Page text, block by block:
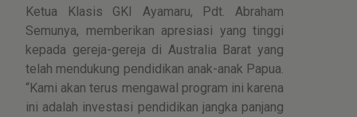
Ketua Klasis GKI Ayamaru, Pdt. Abraham
Semunya, memberikan apresiasi yang tinggi
kepada gereja-gereja di Australia Barat yang
telah mendukung pendidikan anak-anak Papua.
“Kami akan terus mengawal program ini karena
ini adalah investasi pendidikan jangka panjang